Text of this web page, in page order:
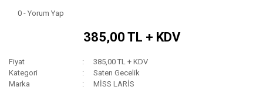
0 - Yorum Yap
385,00 TL + KDV
Fiyat
385,00 TL + KDV
Kategori
Saten Gecelik
Marka
MİSS LARİS